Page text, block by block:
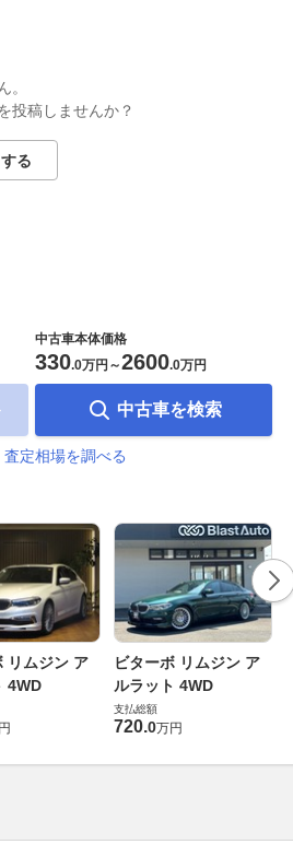
。
投稿しませんか？
る
中古車本体価格
330.0万円 ～2600.0万円
中古車を検索
定相場を調べる
リムジン ア
4WD
ビターボ リムジン ア
ルラット 4WD
支払総額
720.0万円